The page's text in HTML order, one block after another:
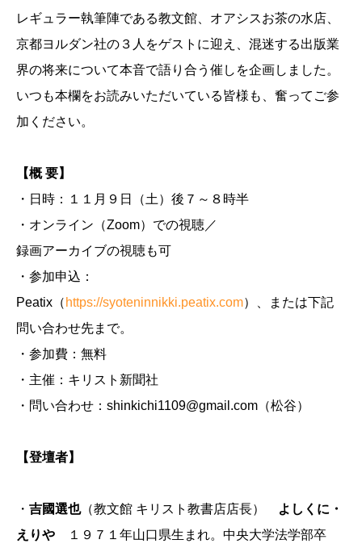
レギュラー執筆陣である教文館、オアシスお茶の水店、
京都ヨルダン社の３人をゲストに迎え、混迷する出版業
界の将来について本音で語り合う催しを企画しました。
いつも本欄をお読みいただいている皆様も、奮ってご参
加ください。
【概 要】
・日時：１１月９日（土）後７～８時半
・オンライン（Zoom）での視聴／
録画アーカイブの視聴も可
・参加申込：
Peatix（ https://syoteninnikki.peatix.com）、または下記
問い合わせ先まで。
・参加費：無料
・主催：キリスト新聞社
・問い合わせ：shinkichi1109@gmail.com（松谷）
【登壇者】
・ 吉國選也（教文館 キリスト教書店店長）
よしくに・
えりや １９７１年山口県生まれ。中央大学法学部卒